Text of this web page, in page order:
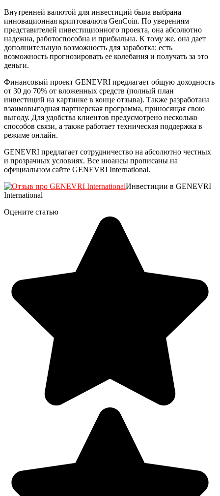
Внутренней валютой для инвестиций была выбрана
инновационная криптовалюта GenCoin. По уверениям
представителей инвестиционного проекта, она абсолютно
надежна, работоспособна и прибыльна. К тому же, она дает
дополнительную возможность для заработка: есть
возможность прогнозировать ее колебания и получать за это
деньги.
Финансовый проект GENEVRI предлагает общую доходность
от 30 до 70% от вложенных средств (полный план
инвестиций на картинке в конце отзыва). Также разработана
взаимовыгодная партнерская программа, приносящая свою
выгоду. Для удобства клиентов предусмотрено несколько
способов связи, а также работает техническая поддержка в
режиме онлайн.
GENEVRI предлагает сотрудничество на абсолютно честных
и прозрачных условиях. Все нюансы прописаны на
официальном сайте GENEVRI International.
Инвестиции в GENEVRI
International
Оцените статью